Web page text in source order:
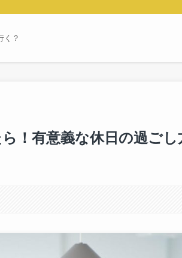
く？
！有意義な休日の過ごし